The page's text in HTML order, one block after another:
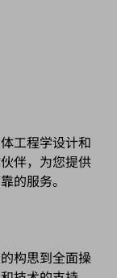
工程学设计和
伴，为您提供
的服务。
构思到全面操